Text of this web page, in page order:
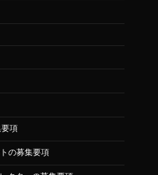
項
の募集要項